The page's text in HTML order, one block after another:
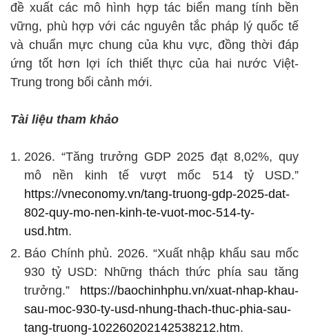
đề xuất các mô hình hợp tác biển mang tính bền
vững, phù hợp với các nguyên tắc pháp lý quốc tế
và chuẩn mực chung của khu vực, đồng thời đáp
ứng tốt hơn lợi ích thiết thực của hai nước Việt-
Trung trong bối cảnh mới.
Tài liệu tham khảo
2026. “Tăng trưởng GDP 2025 đạt 8,02%, quy
mô nền kinh tế vượt mốc 514 tỷ USD.”
https://vneconomy.vn/tang-truong-gdp-2025-dat-
802-quy-mo-nen-kinh-te-vuot-moc-514-ty-
usd.htm.
Báo Chính phủ. 2026. “Xuất nhập khẩu sau mốc
930 tỷ USD: Những thách thức phía sau tăng
trưởng.” https://baochinhphu.vn/xuat-nhap-khau-
sau-moc-930-ty-usd-nhung-thach-thuc-phia-sau-
tang-truong-102260202142538212.htm.